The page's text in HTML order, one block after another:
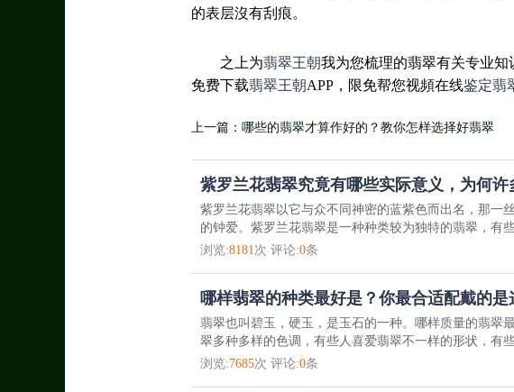
的表层沒有刮痕。
之上为翡翠王朝我为您梳理的翡翠有关专业
免费下载翡翠王朝APP，限免帮您视頻在线鉴定翡
上一篇：哪些的翡翠才算作好的？教你怎样选择好翡翠
紫罗兰花翡翠究竟有哪些实际意义，为何许
紫罗兰花翡翠以它与众不同神密的蓝紫色而出名，那一
的钟爱。紫罗兰花翡翠是一种种类较为独特的翡翠，有
浏览:8181次 评论:0条
哪样翡翠的种类最好是？你最合适配戴的是
翡翠也叫碧玉，硬玉，是玉石的一种。哪样质量的翡翠
翠多种多样的色调，有些人喜爱翡翠不一样的形状，有
浏览:7685次 评论:0条